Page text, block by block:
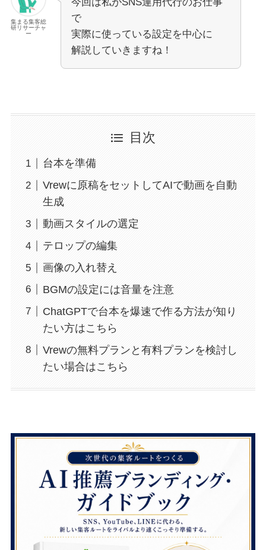
集まる集客総
研リサーチャ
ー
で
実際に使っている設定を中心に
解説していきますね！
目次
台本を準備
Vrewに原稿をセットしてAIで動画を自動
生成
動画スタイルの選定
テロップの編集
画像の入れ替え
BGMの設定には音量を注意
ChatGPTで台本を爆速で作る方法が知り
たい方はこちら
Vrewの無料プランと有料プランを検討し
たい場合はこちら